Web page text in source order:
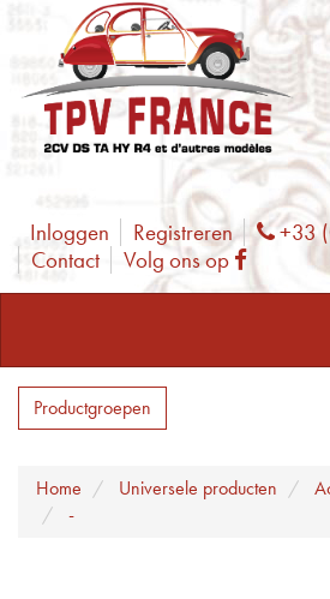
Inloggen Registreren
+33
Contact
Volg ons op Facebook
Productgroepen
Home Universele producten
-